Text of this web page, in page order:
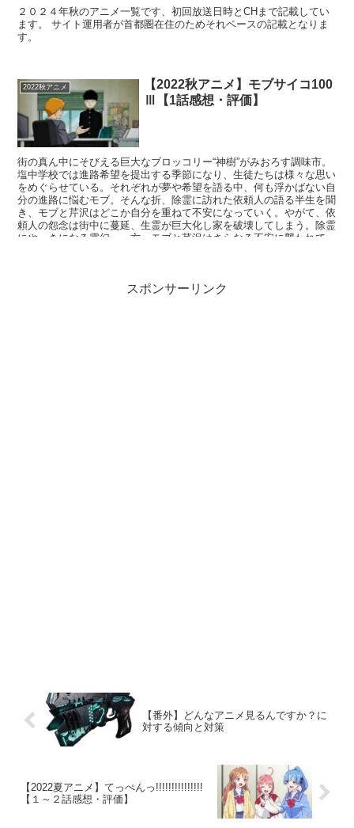
２０２４年秋のアニメ一覧です、初回放送日時とCHまで記載してい
ます。 サイト運用者が首都圏在住のためそれベースの記載となりま
す。
2022秋アニメ
【2022秋アニメ】モブサイコ100
Ⅲ【1話感想・評価】
街の真ん中にそびえる巨大なブロッコリー“神樹”がみおろす調味市。
塩中学校では進路希望を提出する季節になり、生徒たちは様々な思い
をめぐらせている。それぞれが夢や希望を語る中、何も浮かばない自
分の進路に悩むモブ。そんな折、除霊に訪れた依頼人の語る半生を聞
き、モブと芹沢はどこか自分を重ねて不安になっていく。やがて、依
頼人の怨念は街中に蔓延、生霊が巨大化し家を破壊してしまう。除霊
にやっきになる霊幻…一方、モブと芹沢はさらなる不安に襲われて
スポンサーリンク
【番外】どんなアニメ見るんですか？に
対する傾向と対策
【2022夏アニメ】てっぺんっ!!!!!!!!!!!!!!!
【１～２話感想・評価】